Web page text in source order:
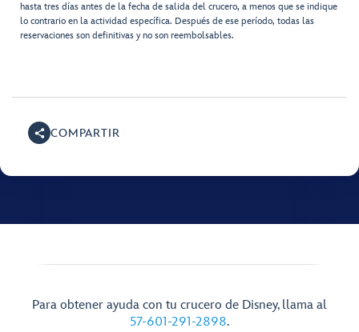
hasta tres días antes de la fecha de salida del crucero, a menos que se indique
lo contrario en la actividad específica. Después de ese período, todas las
reservaciones son definitivas y no son reembolsables.
COMPARTIR
Para obtener ayuda con tu crucero de Disney, llama al
57-601-291-2898.